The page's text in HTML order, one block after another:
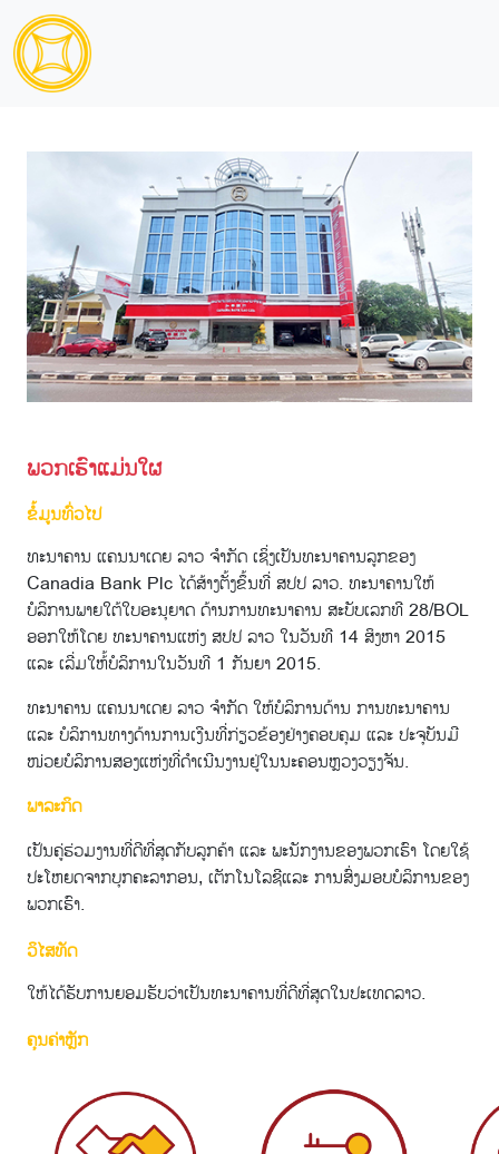
ພວກເຮົາແມ່ນໃຜ
ຂໍ້ມູນທົ່ວໄປ
ທະນາຄານ ແຄນນາເດຍ ລາວ ຈຳກັດ ເຊິ່ງເປັນທະນາຄານລູກຂອງ
Canadia Bank Plc ໄດ້ສ້າງຕັ້ງຂຶ້ນທີ່ ສປປ ລາວ. ທະນາຄານໃຫ້
ບໍລິການພາຍໃຕ້ໃບອະນຸຍາດ ດ້ານການທະນາຄານ ສະບັບເລກທີ 28/BOL
ອອກໃຫ້ໂດຍ ທະນາຄານແຫ່ງ ສປປ ລາວ ໃນວັນທີ 14 ສິງຫາ 2015
ແລະ ເລີ່ມໃຫ້້ບໍລິການໃນວັນທີ 1 ກັນຍາ 2015.
ທະນາຄານ ແຄນນາເດຍ ລາວ ຈໍາກັດ ໃຫ້ບໍລິການດ້ານ ການທະນາຄານ
ແລະ ບໍລິການທາງດ້ານການເງີນທີ່ກ່ຽວຂ້ອງຢ່າງຄອບຄຸມ ແລະ ປະຈຸບັນມີ
ໜ່ວຍບໍລິການສອງແຫ່ງທີ່ດຳເນີນງານຢູ່ໃນນະຄອນຫຼວງວຽງຈັນ.
ພາລະກິດ
ເປັນຄູ່ຮ່ວມງານທີ່ດີທີ່ສຸດກັບລູກຄ້າ ແລະ ພະນັກງານຂອງພວກເຮົາ ໂດຍໃຊ້
ປະໂຫຍດຈາກບຸກຄະລາກອນ, ເຕັກໂນໂລຊີແລະ ການສົ່ງມອບບໍລິການຂອງ
ພວກເຮົາ.
ວິໄສທັດ
ໃຫ້ໄດ້ຮັບການຍອມຮັບວ່າເປັນທະນາຄານທີ່ດີທີ່ສຸດໃນປະເທດລາວ.
ຄຸນຄ່າຫຼັກ